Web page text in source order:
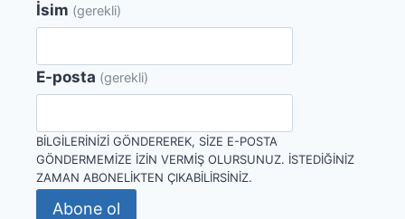
İsim (gerekli)
E-posta (gerekli)
BILGILERINIZI GÖNDEREREK, SIZE E-POSTA
GÖNDERMEMIZE IZIN VERMIŞ OLURSUNUZ. İSTEDIĞINIZ
ZAMAN ABONELIKTEN ÇIKABILIRSINIZ.
Abone ol